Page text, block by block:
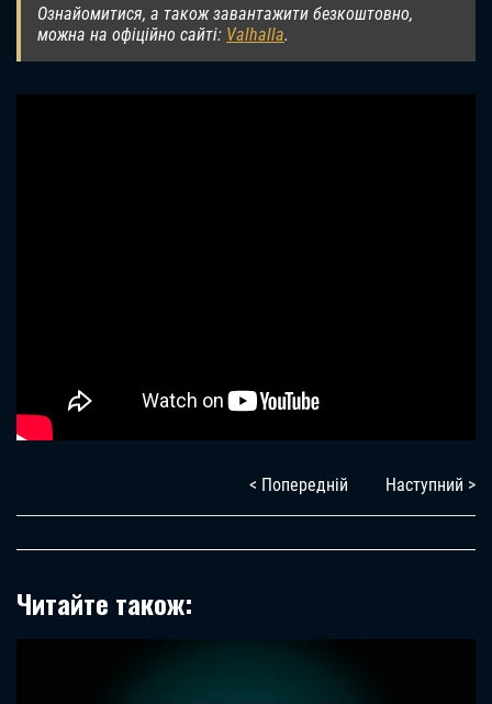
Ознайомитися, а також завантажити безкоштовно,
можна на офіційно сайті: Valhalla.
< Попередній Наступний >
Читайте також: